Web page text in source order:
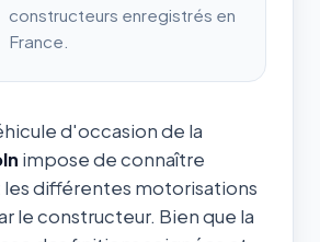
constructeurs enregistrés en
France.
d'occasion de la
impose de connaître
différentes motorisations
le constructeur. Bien que la